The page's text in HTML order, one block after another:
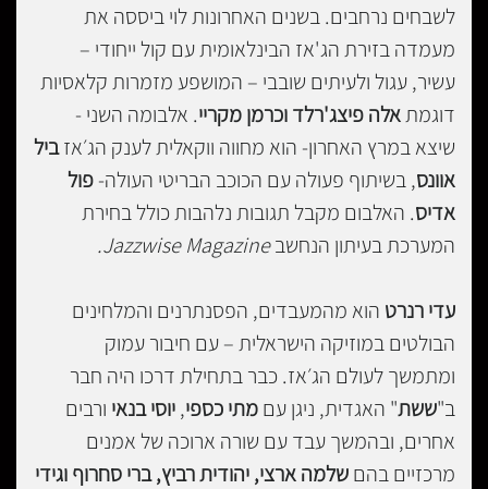
לשבחים נרחבים. בשנים האחרונות לוי ביססה את
מעמדה בזירת הג'אז הבינלאומית עם קול ייחודי –
עשיר, עגול ולעיתים שובבי – המושפע מזמרות קלאסיות
דוגמתאלה פיצג'רלד וכרמן מקריי. אלבומה השני -
שיצא במרץ האחרון- הוא מחווה ווקאלית לענק הג׳אזביל
אוונס, בשיתוף פעולה עם הכוכב הבריטי העולה-פול
אדיס. האלבום מקבל תגובות נלהבות כולל בחירת
המערכת בעיתון הנחשבJazzwise Magazine
.
עדי רנרט הוא מהמעבדים, הפסנתרנים והמלחינים
הבולטים במוזיקה הישראלית – עם חיבור עמוק
ומתמשך לעולם הג׳אז. כבר בתחילת דרכו היה חבר
ב"ששת" האגדית, ניגן עםמתי כספי,יוסי בנאי ורבים
אחרים, ובהמשך עבד עם שורה ארוכה של אמנים
מרכזיים בהםשלמה ארצי, יהודית רביץ, ברי סחרוף וגידי